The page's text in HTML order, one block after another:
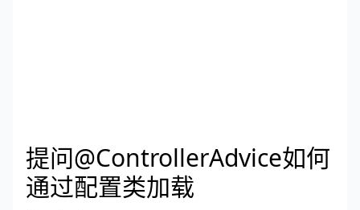
提问@ControllerAdvice如何
通过配置类加载